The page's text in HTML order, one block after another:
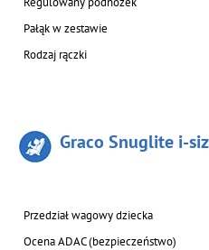
Pałąk w zestawie
Rodzaj rączki
Graco Snuglite i-
Przedział wagowy dziecka
Ocena ADAC (bezpieczeństwo)